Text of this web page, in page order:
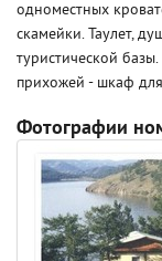
одноместных
скамейки. Таулет,
туристической
прихожей - шкаф
Фотографии